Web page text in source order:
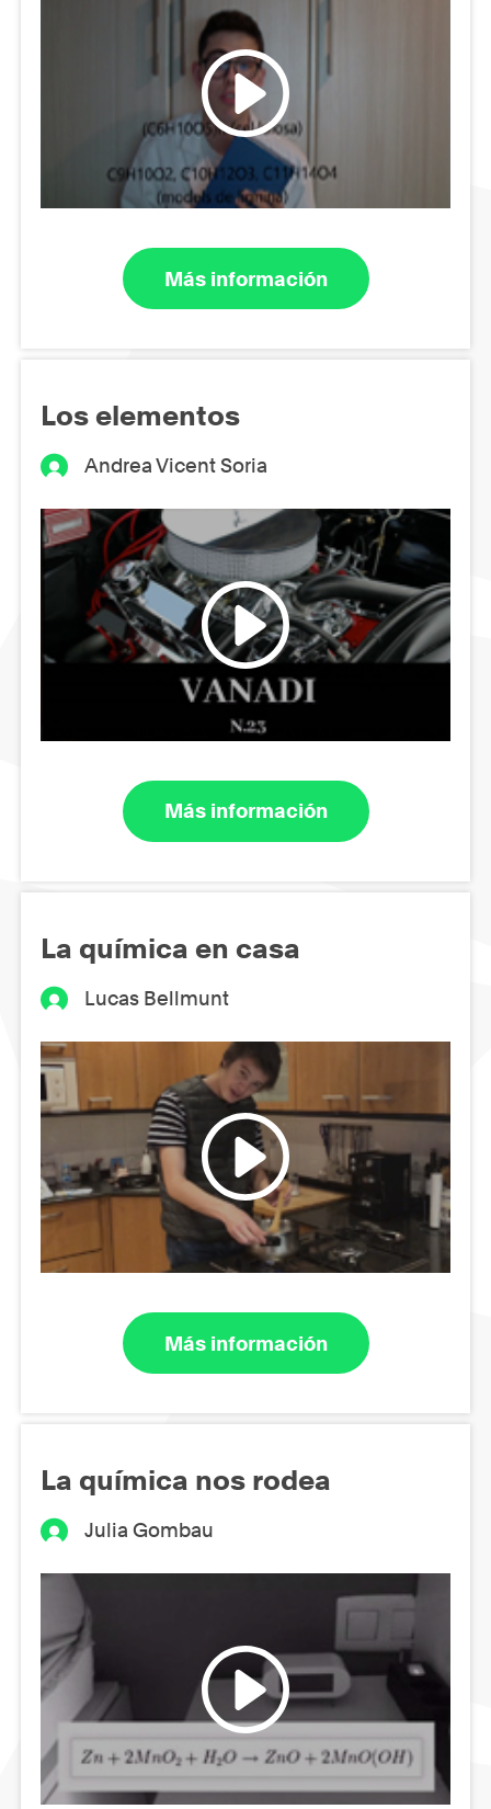
Más información
Los elementos
Andrea Vicent Soria
Más información
La química en casa
Lucas Bellmunt
Más información
La química nos rodea
Julia Gombau